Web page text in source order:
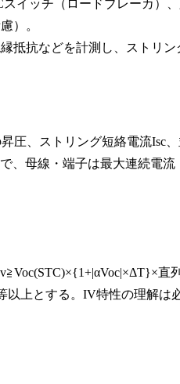
スイッチ（ロードブレーカ）
）。
抵抗などを計測し、ストリン
圧、ストリング短絡電流Isc
、母線・端子は最大連続電
以上とする。IV特性の理解